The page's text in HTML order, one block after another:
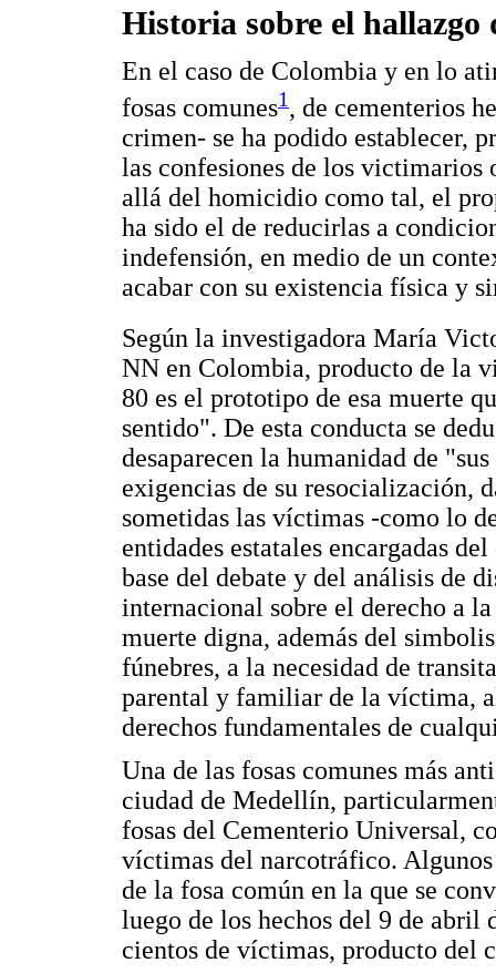
Historia sobre el hallazgo
En el caso de Colombia y en lo
fosas comunes1, de cementerios
crimen- se ha podido establecer,
las confesiones de los victimarios
allá del homicidio como tal, el
ha sido el de reducirlas a
indefensión, en medio de un
acabar con su existencia física y
Según la investigadora María
NN en Colombia, producto de la
80 es el prototipo de esa muerte
sentido". De esta conducta se
desaparecen la humanidad de
exigencias de su resocialización,
sometidas las víctimas -como lo
entidades estatales encargadas
base del debate y del análisis de
internacional sobre el derecho a
muerte digna, además del
fúnebres, a la necesidad de
parental y familiar de la víctima,
derechos fundamentales de
Una de las fosas comunes más
ciudad de Medellín,
fosas del Cementerio Universal,
víctimas del narcotráfico.
de la fosa común en la que se
luego de los hechos del 9 de abril
cientos de víctimas, producto del